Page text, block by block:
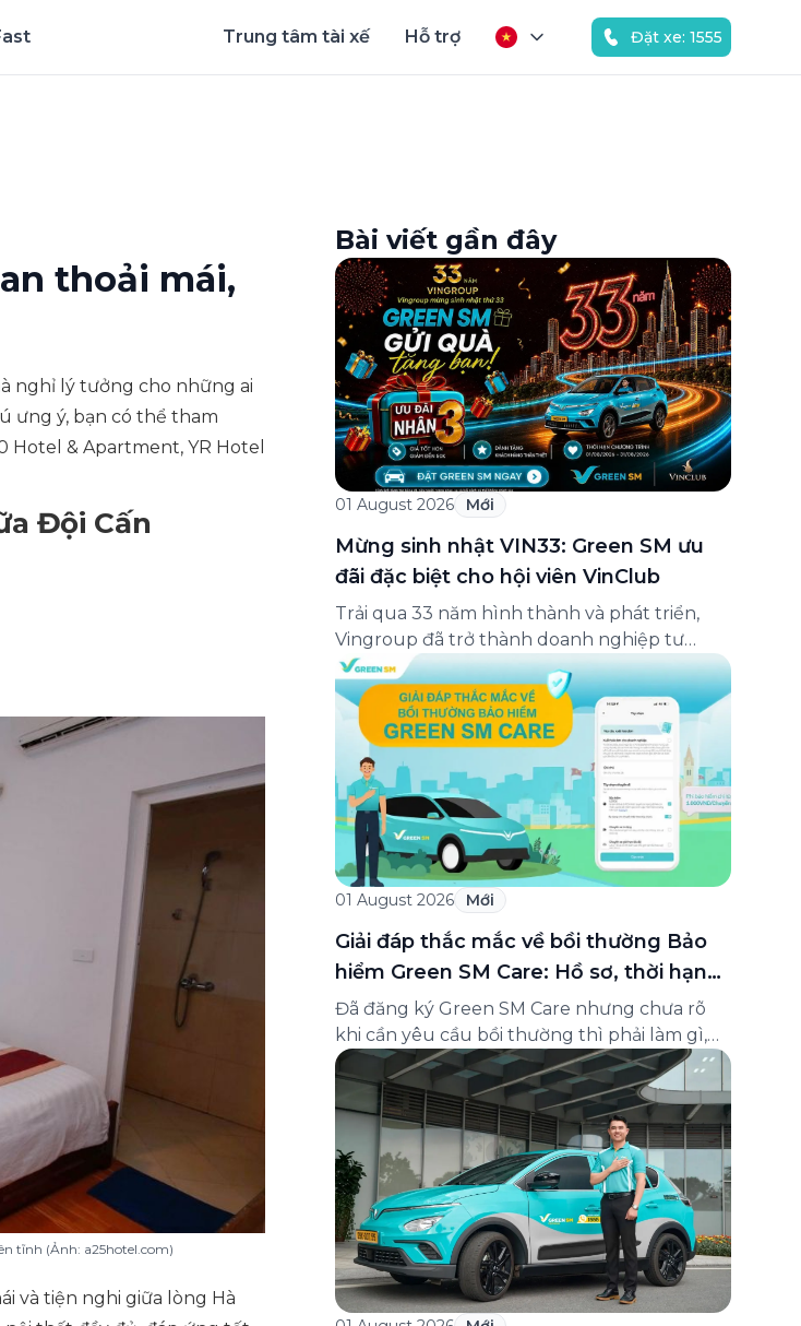
Trung tâm tài xế Hỗ trợ Đặt xe: 1555
thoải mái,
nghỉ lý tưởng cho những ai
ưng ý, bạn có thể tham
Hotel & Apartment, YR Hotel
Đội Cấn
tĩnh (Ảnh: a25hotel.com)
và tiện nghi giữa lòng Hà
Bài viết gần đây
01 August 2026 Mới
Mừng sinh nhật VIN33: Green SM ưu
đãi đặc biệt cho hội viên VinClub
Trải qua 33 năm hình thành và phát triển,
Vingroup đã trở thành doanh nghiệp tư
nhân đa ngành lớn nhất Việt Nam, lọt Top 30
doanh nghiệp lớn nhất Đông Nam Á theo
bảng xếp hạng của Tạp chí Fortune (Mỹ).
Nhân kỷ niệm 33 năm thành lập (8/8/1993
đến 8/8/2026), Green SM trân […]
01 August 2026 Mới
Giải đáp thắc mắc về bồi thường Bảo
hiểm Green SM Care: Hồ sơ, thời hạn
và cách liên hệ hỗ trợ
Đã đăng ký Green SM Care nhưng chưa rõ
khi cần yêu cầu bồi thường thì phải làm gì,
hồ sơ ra sao, hay giấy chứng nhận bảo hiểm
tìm ở đâu? Bài viết này tổng hợp đầy đủ các
câu hỏi thường gặp nhất về quy trình bồi
thường và hỗ trợ của Green […]